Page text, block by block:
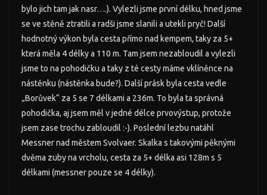
bylo jich tam jak nasr….). Vylezli jsme první délku, hned jsme
se ve stěně ztratili a radši jsme slanili a utekli pryč! Další
hodnotný výkon byla cesta přímo nad kempem, taky za 5+
která měla 4 délky a 110 m. Tam jsem nezabloudil a vylezli
jsme to na pohodičku a taky z té cesty máme vklíněnce na
nástěnku (nástěnka bude?). Další prásk byla cesta vedle
„Borůvek“ za 5 se 7 délkami a 236m. To byla ta správná
pohodička, aj jsem měl v jedné délce prvovýstup, protože
jsem zase trochu zabloudil :-). Poslední lezbu natáhl
Messner nad městem Svolvaer. Skalka s takovými pěknými
dvěma zuby na vrcholu, cesta za 5+ délka asi 128m s 5
délkami (messner pouze se 4 délky).